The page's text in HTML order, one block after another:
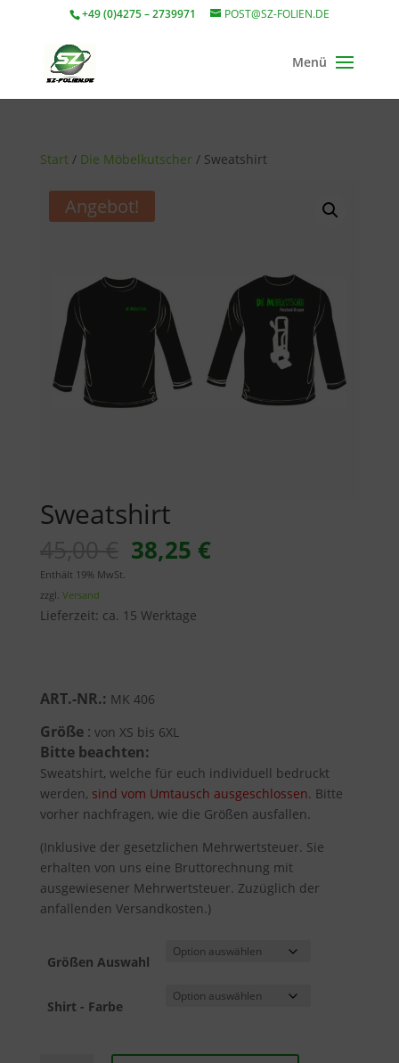
+49 (0)4275 – 2739971 POST@SZ-FOLIEN.DE
Start/ Die Möbelkutscher/ Sweatshirt
Angebot!
Sweatshirt
Ursprünglicher
Preis
45,00 €
38,25 €Aktueller
Preis
Enthält 19% MwSt.
zzgl. Versand
Lieferzeit: ca. 15 Werktage
ART.-NR.: MK 406
Größe: von XS bis 6XL
Bitte beachten:
Sweatshirt, welche für euch individuell bedruckt
werden, sind vom Umtausch ausgeschlossen. Bitte
vorher nachfragen, wie die Größen ausfallen.
(Inklusive der gesetzlichen Mehrwertsteuer. Sie
erhalten von uns eine Bruttorechnung mit
ausgewiesener Mehrwertsteuer. Zuzüglich der
anfallenden Versandkosten.)
Größen Auswahl
Shirt - Farbe